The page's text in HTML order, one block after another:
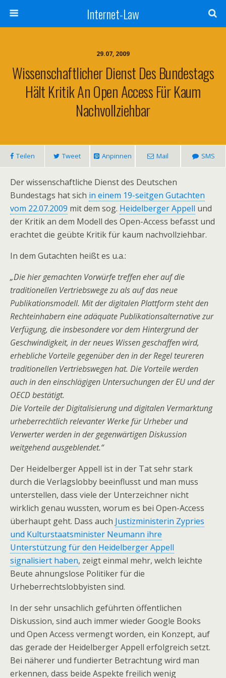
Internet-Law
29.07, 2009
Wissenschaftlicher Dienst Des Bundestags
Hält Kritik An Open Access Für Kaum
Nachvollziehbar
Teilen Tweet Anpinnen Mail SMS
Der wissenschaftliche Dienst des Deutschen
Bundestags hat sich in einem 19-seitgen Gutachten
vom 22.07.2009 mit dem sog. Heidelberger Appell und
der Kritik an dem Modell des Open-Access befasst und
erachtet die geübte Kritik für kaum nachvollziehbar.
In dem Gutachten heißt es u.a.:
„Die hier gemachten Vorwürfe treffen eher auf die
traditionellen Vertriebswege zu als auf das neue
Publikationsmodell. Mit der digitalen Plattform steht den
Rechteinhabern eine adäquate Publikationsalternative zur
Verfügung, die insbesondere vor dem Hintergrund der
Geschwindigkeit, in der neues Wissen geschaffen wird,
erhebliche Vorteile gegenüber den in der Regel teureren
traditionellen Vertriebswegen hat. Die Vorteile werden
auch in den einschlägigen Untersuchungen der EU und der
OECD bestätigt.
Die Vorteile der Digitalisierung und digitalen Vermarktung
urheberrechtlich relevanter Werke für Urheber und
Verwerter werden in der gegenwärtigen Diskussion
weitgehend ausgeblendet.“
Der Heidelberger Appell ist in der Tat sehr stark
durch die Verlagslobby beeinflusst und man muss
unterstellen, dass viele der Unterzeichner nicht
wirklich genau wussten, worum es bei Open-Access
überhaupt geht. Dass auch Justizministerin Zypries
und Kulturstaatsminister Neumann ihre
Unterstützung für den Heidelberger Appell
signalisiert haben, zeigt einmal mehr, welch leichte
Beute ahnungslose Politiker für die
Urheberrechtslobbyisten sind.
In der sehr unsachlich geführten öffentlichen
Diskussion, sind auch immer wieder Google Books
und Open Access vermengt worden, ein Konzept, auf
das gerade der Heidelberger Appell erfolgreich setzt.
Bei näherer und fundierter Betrachtung wird man
erkennen, dass beide Aspekte freilich wenig